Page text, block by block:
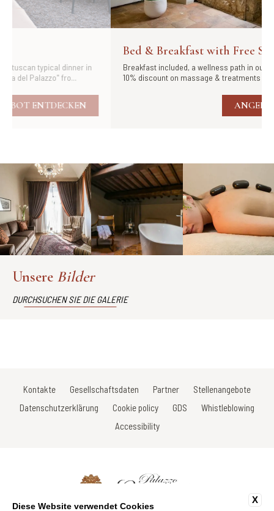
Bed & Breakfast with Free Spa use
Breakfast included, a wellness path in our 'Spa Vignavecchia' and
10% discount on massage & treatments - Payment at departure...
ANGEBOT ENTDECKEN
Unsere Bilder
DURCHSUCHEN SIE DIE GALERIE
Kontakte Gesellschaftsdaten Partner
Stellenangebote
Datenschutzerklärung
Cookie policy GDS
Whistleblowing
Accessibility
X
Diese Website verwendet Cookies